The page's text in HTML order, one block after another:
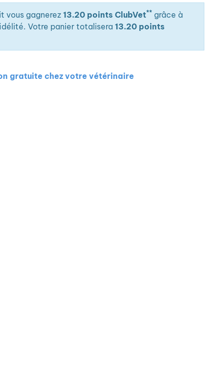
vous gagnerez13.20 points ClubVet** grâce à
Votre panier totalisera 13.20 points
gratuite chez votre vétérinaire